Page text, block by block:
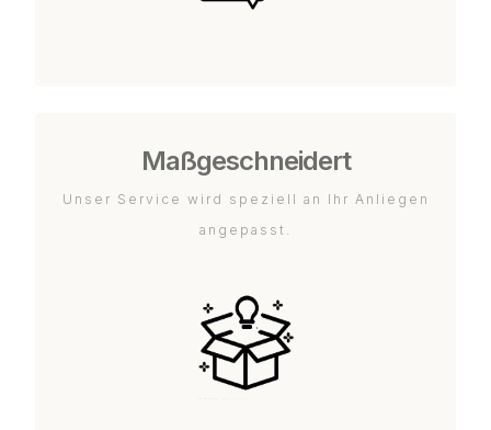
Maßgeschneidert
Unser Service wird speziell an Ihr Anliegen
angepasst.